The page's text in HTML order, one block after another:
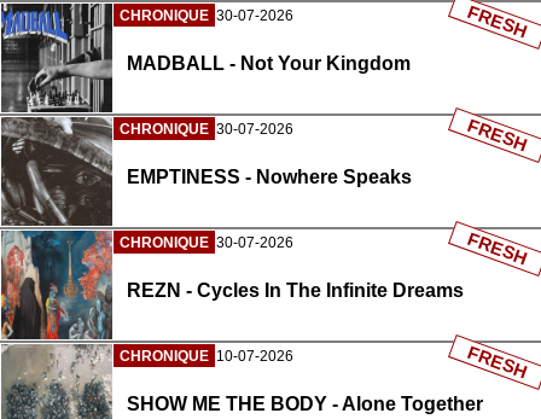
CHRONIQUE 30-07-2026
MADBALL - Not Your Kingdom
FRESH
CHRONIQUE 30-07-2026
EMPTINESS - Nowhere Speaks
FRESH
CHRONIQUE 30-07-2026
REZN - Cycles In The Infinite Dreams
FRESH
CHRONIQUE 10-07-2026
SHOW ME THE BODY - Alone Together
FRESH